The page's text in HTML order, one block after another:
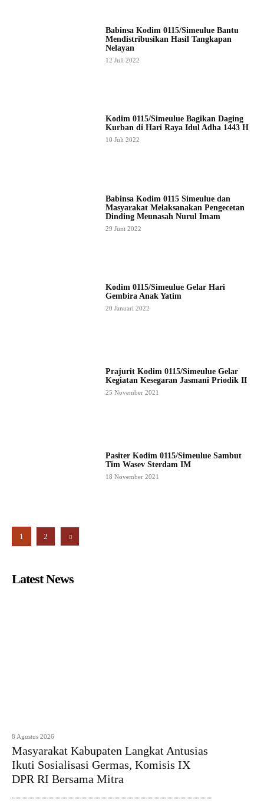
Babinsa Kodim 0115/Simeulue Bantu
Mendistribusikan Hasil Tangkapan
Nelayan
12 Juli 2022
Kodim 0115/Simeulue Bagikan Daging
Kurban di Hari Raya Idul Adha 1443 H
10 Juli 2022
Babinsa Kodim 0115 Simeulue dan
Masyarakat Melaksanakan Pengecetan
Dinding Meunasah Nurul Imam
29 Juni 2022
Kodim 0115/Simeulue Gelar Hari
Gembira Anak Yatim
20 Januari 2022
Prajurit Kodim 0115/Simeulue Gelar
Kegiatan Kesegaran Jasmani Priodik II
25 November 2021
Pasiter Kodim 0115/Simeulue Sambut
Tim Wasev Sterdam IM
18 November 2021
1 2
Latest News
8 Agustus 2026
Masyarakat Kabupaten Langkat Antusias
Ikuti Sosialisasi Germas, Komisis IX
DPR RI Bersama Mitra